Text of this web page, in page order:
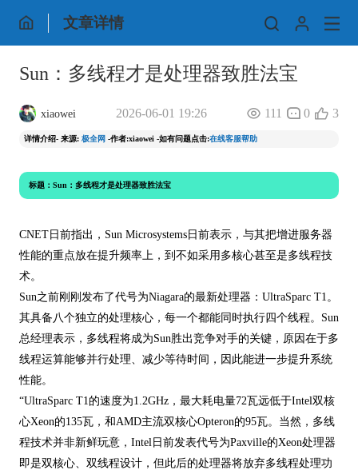
文章详情
Sun：多线程才是处理器致胜法宝
xiaowei 2026-06-01 19:26 111 0 3
详情介绍- 来源: 极全网 -作者:xiaowei -如有问题点击:在线客服帮助
标题：Sun：多线程才是处理器致胜法宝
CNET日前指出，Sun Microsystems日前表示，与其把增进服务器
性能的重点放在提升频率上，到不如采用多核心甚至是多线程技
术。
Sun之前刚刚发布了代号为Niagara的最新处理器：UltraSparc T1。
其具备八个独立的处理核心，每一个都能同时执行四个线程。Sun
总经理表示，多线程将成为Sun胜出竞争对手的关键，原因在于多
线程运算能够并行处理、减少等待时间，因此能进一步提升系统
性能。
“UltraSparc T1的速度为1.2GHz，最大耗电量72瓦远低于Intel双核
心Xeon的135瓦，和AMD主流双核心Opteron的95瓦。当然，多线
程技术并非新鲜玩意，Intel日前发表代号为Paxville的Xeon处理器
即是双核心、双线程设计，但此后的处理器将放弃多线程处理功